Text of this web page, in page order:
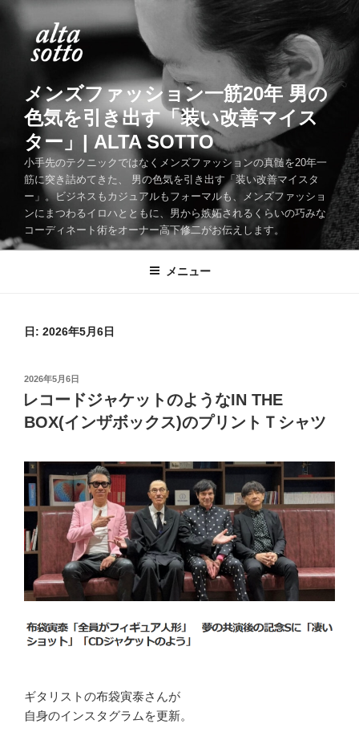
メンズファッション一筋20年 男の
色気を引き出す「装い改善マイス
ター」| ALTA SOTTO
小手先のテクニックではなくメンズファッションの真髄を20年一
筋に突き詰めてきた、 男の色気を引き出す「装い改善マイスタ
ー」。ビジネスもカジュアルもフォーマルも、メンズファッショ
ンにまつわるイロハとともに、男から嫉妬されるくらいの巧みな
コーディネート術をオーナー高下修二がお伝えします。
メニュー
日: 2026年5月6日
投
稿
日:
2026年5月6日
レコードジャケットのようなIN THE
BOX(インザボックス)のプリントＴシャツ
ギタリストの布袋寅泰さんが
自身のインスタグラムを更新。